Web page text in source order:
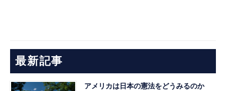
最新記事
アメリカは日本の憲法をどうみるのか